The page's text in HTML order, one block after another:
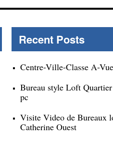
Recent Posts
Centre-Ville-Classe A-
Bureau style Loft
pc
Visite Video de Bureaux
Catherine Ouest